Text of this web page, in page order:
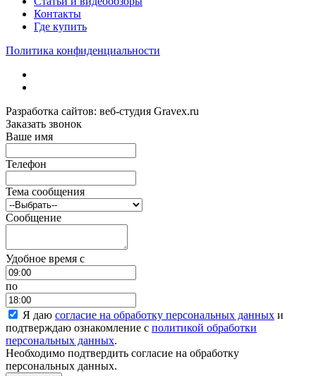
Контакты
Где купить
Политика конфиденциальности
Разработка сайтов: веб-студия Gravex.ru
Заказать звонок
Ваше имя
Телефон
Тема сообщения
Сообщение
Удобное время c
по
Я даю согласие на обработку персональных данных и
подтверждаю ознакомление с политикой обработки
персональных данных.
Необходимо подтвердить согласие на обработку
персональных данных.